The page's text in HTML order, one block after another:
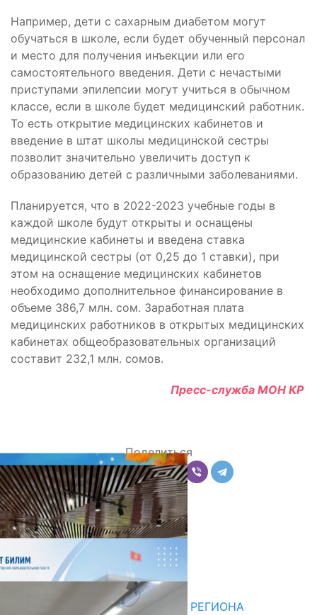
Например, дети с сахарным диабетом могут
обучаться в школе, если будет обученный персонал
и место для получения инъекции или его
самостоятельного введения. Дети с нечастыми
приступами эпилепсии могут учиться в обычном
классе, если в школе будет медицинский работник.
То есть открытие медицинских кабинетов и
введение в штат школы медицинской сестры
позволит значительно увеличить доступ к
образованию детей с различными заболеваниями.
Планируется, что в 2022-2023 учебные годы в
каждой школе будут открыты и оснащены
медицинские кабинеты и введена ставка
медицинской сестры (от 0,25 до 1 ставки), при
этом на оснащение медицинских кабинетов
необходимо дополнительное финансирование в
объеме 386,7 млн. сом. Заработная плата
медицинских работников в открытых медицинских
кабинетах общеобразовательных организаций
составит 232,1 млн. сомов.
Пресс-служба МОН КР
Поделиться
Комментарии
Последние новости
НЕДЕЛЯ В ОБЗОРЕ
07.08.2026
ДЛЯ МЕТОДИСТОВ ЮЖНОГО РЕГИОНА